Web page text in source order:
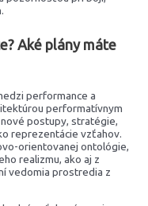
Aké plány máte
performance a
performatívnym
postupy, stratégie,
reprezentácie vzťahov.
orientovanej ontológie,
realizmu, ako aj z
vedomia prostredia z